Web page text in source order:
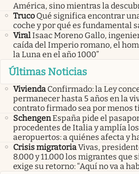
América, sino mientras la
Truco Qué significa encontrar
coche y por qué es fundamental
ViralIsaac Moreno Gallo,
caída del Imperio romano, el
la Luna en el año 1000”
Últimas Noticias
Vivienda Confirmado: la Ley
permanecer hasta 5 años en la
contrato firmado sea por menos
SchengenEspaña pide el
procedentes de Italia y amplía
aeropuertos: a quiénes afecta y
Crisis migratoriaVivas,
8.000 y 11.000 los migrantes que
exige su retorno: “Aquí no va a